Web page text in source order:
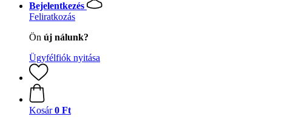
Bejelentkezés
Feliratkozás
Ön új nálunk?
Ügyfélfiók nyitása
Kosár 0 Ft